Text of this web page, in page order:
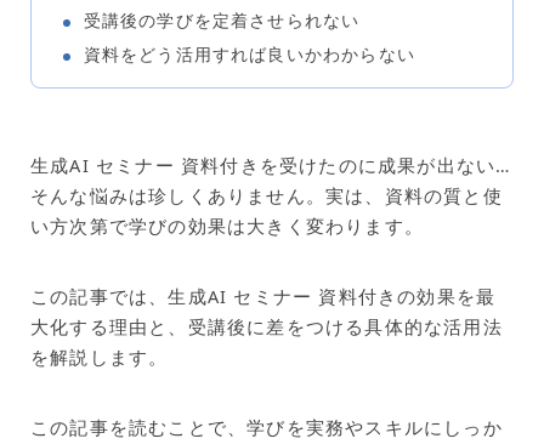
受講後の学びを定着させられない
資料をどう活用すれば良いかわからない
生成AI セミナー 資料付きを受けたのに成果が出ない…
そんな悩みは珍しくありません。実は、資料の質と使
い方次第で学びの効果は大きく変わります。
この記事では、生成AI セミナー 資料付きの効果を最
大化する理由と、受講後に差をつける具体的な活用法
を解説します。
この記事を読むことで、学びを実務やスキルにしっか